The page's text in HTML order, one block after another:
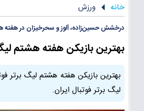
خانه ورزش
درخشش حسین‌زاده، آلوز و سحرخیزان در هفته
بهترین بازیکن هفته هشتم
بهترین بازیکن هفته هشتم لیگ برتر
لیگ برتر فوتبال ایران.